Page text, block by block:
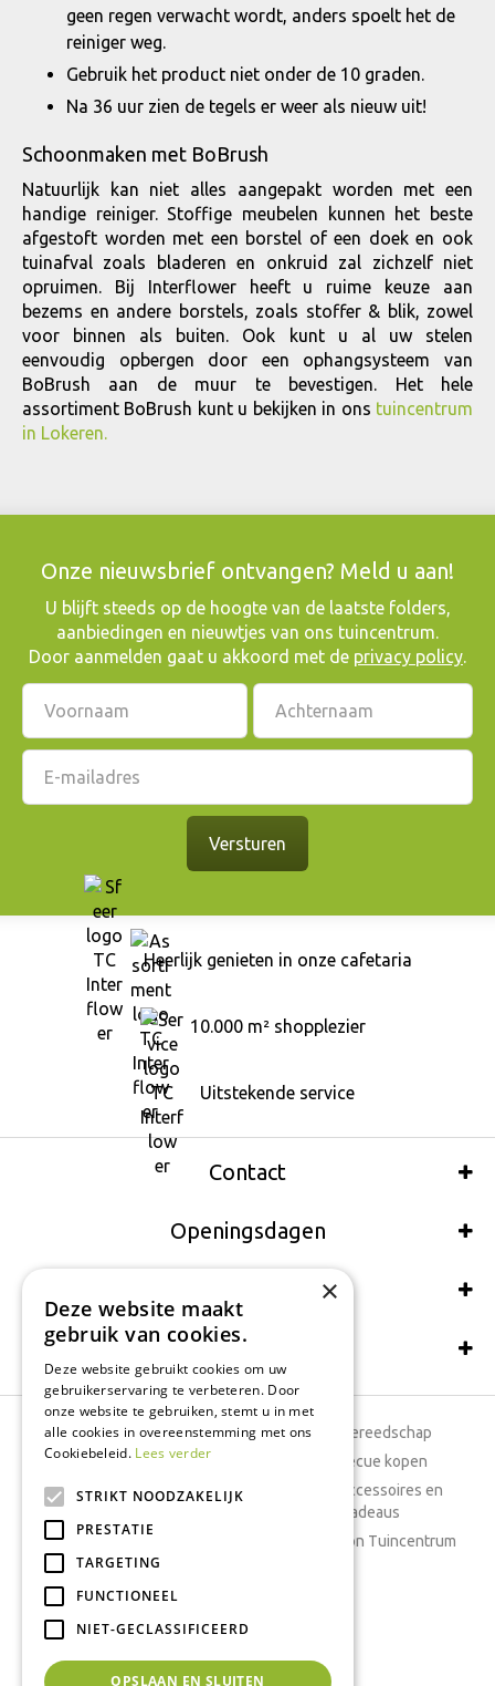
geen regen verwacht wordt, anders spoelt het de
reiniger weg.
Gebruik het product niet onder de 10 graden.
Na 36 uur zien de tegels er weer als nieuw uit!
Schoonmaken met BoBrush
Natuurlijk kan niet alles aangepakt worden met een
handige reiniger. Stoffige meubelen kunnen het beste
afgestoft worden met een borstel of een doek en ook
tuinafval zoals bladeren en onkruid zal zichzelf niet
opruimen. Bij Interflower heeft u ruime keuze aan
bezems en andere borstels, zoals stoffer & blik, zowel
voor binnen als buiten. Ook kunt u al uw stelen
eenvoudig opbergen door een ophangsysteem van
BoBrush aan de muur te bevestigen. Het hele
assortiment BoBrush kunt u bekijken in ons tuincentrum
in Lokeren.
Onze nieuwsbrief ontvangen? Meld u aan!
​U blijft steeds op de hoogte van de laatste folders,
aanbiedingen en nieuwtjes van ons tuincentrum.
Door aanmelden gaat u akkoord met de privacy policy.
Heerlijk genieten in onze cafetaria
10.000 m² shopplezier
Uitstekende service
Contact
Openingsdagen
Wij accepteren ook:
Schrijf een recensie
Tuincentrum
Dierenwinkel
Tuinplanten
Tuingereedschap
Barbecue kopen
Woonaccessoires en
cadeaus
Cadeaubon Tuincentrum
Kamerplanten
Moestuin
Boeketten
Vijver
×
Deze website maakt
gebruik van cookies.
Deze website gebruikt cookies om uw
gebruikerservaring te verbeteren. Door
onze website te gebruiken, stemt u in met
alle cookies in overeenstemming met ons
Cookiebeleid. Lees verder
STRIKT NOODZAKELIJK
PRESTATIE
TARGETING
FUNCTIONEEL
NIET-GECLASSIFICEERD
OPSLAAN EN SLUITEN